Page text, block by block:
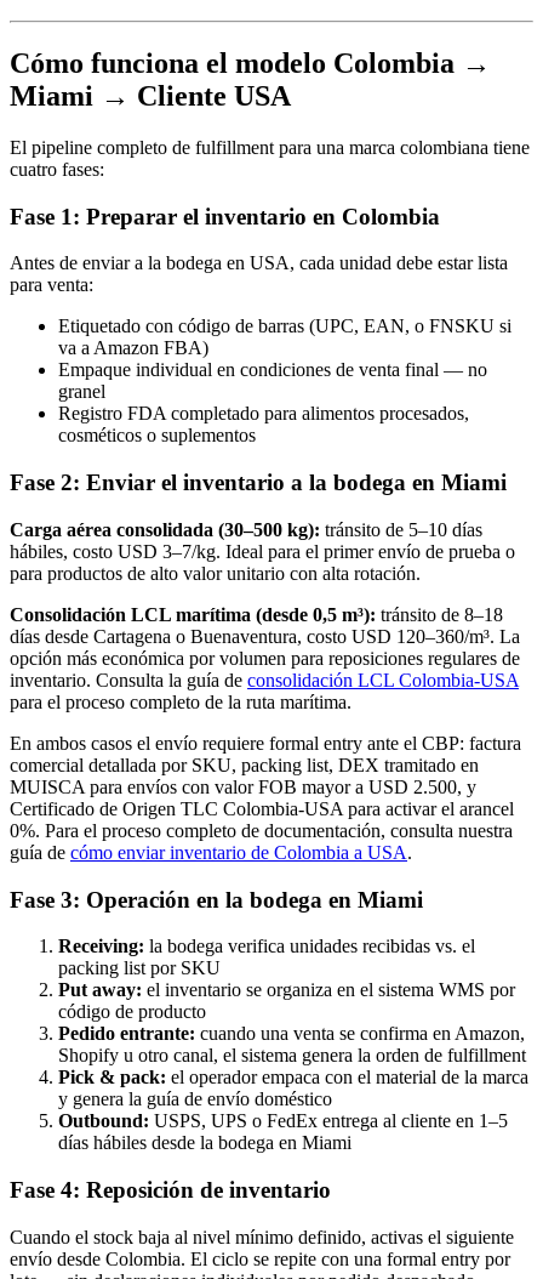
Cómo funciona el modelo Colombia →
Miami → Cliente USA
El pipeline completo de fulfillment para una marca colombiana tiene
cuatro fases:
Fase 1: Preparar el inventario en Colombia
Antes de enviar a la bodega en USA, cada unidad debe estar lista
para venta:
Etiquetado con código de barras (UPC, EAN, o FNSKU si
va a Amazon FBA)
Empaque individual en condiciones de venta final — no
granel
Registro FDA completado para alimentos procesados,
cosméticos o suplementos
Fase 2: Enviar el inventario a la bodega en Miami
Carga aérea consolidada (30–500 kg): tránsito de 5–10 días
hábiles, costo USD 3–7/kg. Ideal para el primer envío de prueba o
para productos de alto valor unitario con alta rotación.
Consolidación LCL marítima (desde 0,5 m³): tránsito de 8–18
días desde Cartagena o Buenaventura, costo USD 120–360/m³. La
opción más económica por volumen para reposiciones regulares de
inventario. Consulta la guía de consolidación LCL Colombia-USA
para el proceso completo de la ruta marítima.
En ambos casos el envío requiere formal entry ante el CBP: factura
comercial detallada por SKU, packing list, DEX tramitado en
MUISCA para envíos con valor FOB mayor a USD 2.500, y
Certificado de Origen TLC Colombia-USA para activar el arancel
0%. Para el proceso completo de documentación, consulta nuestra
guía de cómo enviar inventario de Colombia a USA.
Fase 3: Operación en la bodega en Miami
Receiving: la bodega verifica unidades recibidas vs. el
packing list por SKU
Put away: el inventario se organiza en el sistema WMS por
código de producto
Pedido entrante: cuando una venta se confirma en Amazon,
Shopify u otro canal, el sistema genera la orden de fulfillment
Pick & pack: el operador empaca con el material de la marca
y genera la guía de envío doméstico
Outbound: USPS, UPS o FedEx entrega al cliente en 1–5
días hábiles desde la bodega en Miami
Fase 4: Reposición de inventario
Cuando el stock baja al nivel mínimo definido, activas el siguiente
envío desde Colombia. El ciclo se repite con una formal entry por